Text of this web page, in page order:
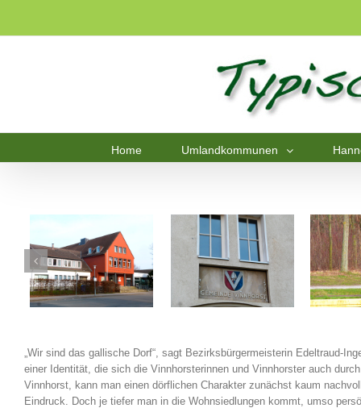
Home Umlandkommunen
„Wir sind das gallische Dorf“, sagt Bezirksbürgermeisterin Edeltraud-
einer Identität, die sich die Vinnhorsterinnen und Vinnhorster auch
Vinnhorst, kann man einen dörflichen Charakter zunächst kaum
Eindruck. Doch je tiefer man in die Wohnsiedlungen kommt, umso